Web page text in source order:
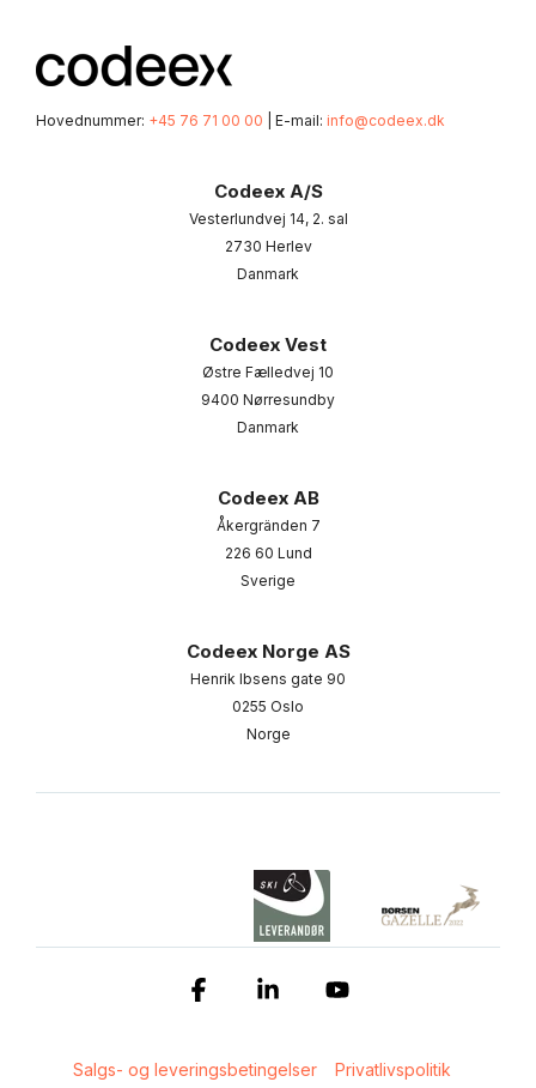
Hovednummer: +45 76 71 00 00 | E-mail: info@codeex.dk
Codeex A/S
Vesterlundvej 14, 2. sal
2730 Herlev
Danmark
Codeex Vest
Østre Fælledvej 10
9400 Nørresundby
Danmark
Codeex AB
Åkergränden 7
226 60 Lund
Sverige
Codeex Norge AS
Henrik Ibsens gate 90
0255 Oslo
Norge
Salgs- og leveringsbetingelser Privatlivspolitik
FacebookLinkedin